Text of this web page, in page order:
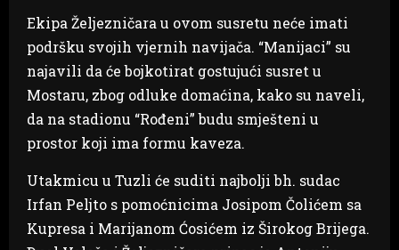
Ekipa Željezničara u ovom susretu neće imati
podršku svojih vjernih navijača. “Manijaci” su
najavili da će bojkotirat gostujući susret u
Mostaru, zbog odluke domaćina, kako su naveli,
da na stadionu “Rođeni” budu smješteni u
prostor koji ima formu kaveza.
Utakmicu u Tuzli će suditi najbolji bh. sudac
Irfan Peljto s pomoćnicima Josipom Čolićem sa
Kupresa i Marijanom Ćosićem iz Širokog Brijega.